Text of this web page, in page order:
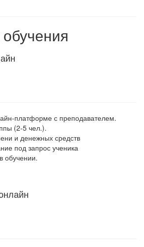
платформе с преподавателем.
(2-5 чел.).
и денежных средств
под запрос ученика
обучении.